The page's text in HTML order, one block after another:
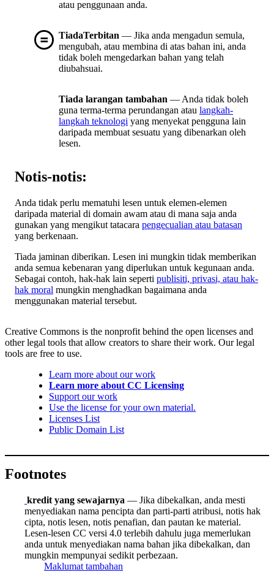
atau penggunaan anda.
TiadaTerbitan — Jika anda mengadun semula,
mengubah, atau membina di atas bahan ini, anda
tidak boleh mengedarkan bahan yang telah
diubahsuai.
Tiada larangan tambahan — Anda tidak boleh
guna terma-terma perundangan atau langkah-
langkah teknologi yang menyekat pengguna lain
daripada membuat sesuatu yang dibenarkan oleh
lesen.
Notis-notis:
Anda tidak perlu mematuhi lesen untuk elemen-elemen
daripada material di domain awam atau di mana saja anda
gunakan yang mengikut tatacara pengecualian atau batasan
yang berkenaan.
Tiada jaminan diberikan. Lesen ini mungkin tidak memberikan
anda semua kebenaran yang diperlukan untuk kegunaan anda.
Sebagai contoh, hak-hak lain seperti publisiti, privasi, atau hak-
hak moral mungkin menghadkan bagaimana anda
menggunakan material tersebut.
Creative Commons is the nonprofit behind the open licenses and
other legal tools that allow creators to share their work. Our legal
tools are free to use.
Learn more about our work
Learn more about CC Licensing
Support our work
Use the license for your own material.
Licenses List
Public Domain List
Footnotes
kredit yang sewajarnya — Jika dibekalkan, anda mesti
menyediakan nama pencipta dan parti-parti atribusi, notis hak
cipta, notis lesen, notis penafian, dan pautan ke material.
Lesen-lesen CC versi 4.0 terlebih dahulu juga memerlukan
anda untuk menyediakan nama bahan jika dibekalkan, dan
mungkin mempunyai sedikit perbezaan.
Maklumat tambahan